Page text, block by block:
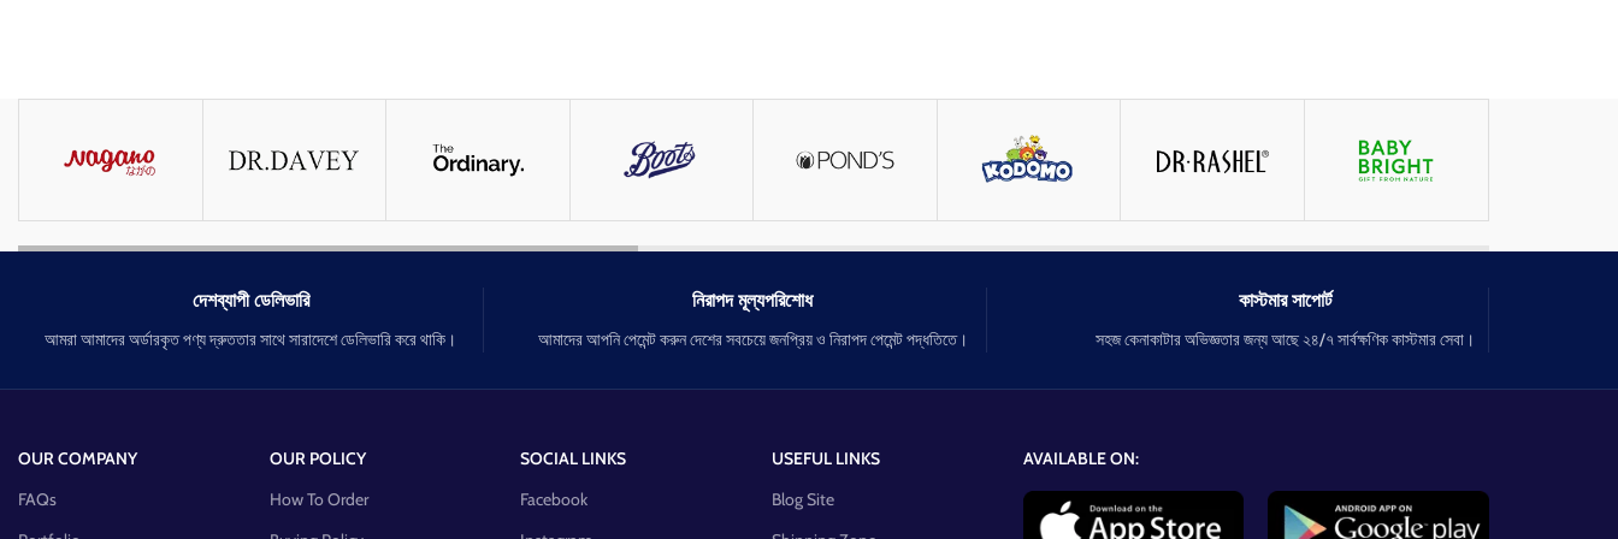
দেশব্যাপী ডেলিভারি
আমরা আমাদের অর্ডারকৃত পণ্য দ্রুততার সাথে সারাদেশে ডেলিভারি করে থাকি।
নিরাপদ মূল্যপরিশোধ
আমাদের আপনি পেমেন্ট করুন দেশের সবচেয়ে জনপ্রিয় ও নিরাপদ পেমেন্ট পদ্ধতিতে।
কাস্টমার সাপোর্ট
সহজ কেনাকাটার অভিজ্ঞতার জন্য আছে ২৪/৭ সার্বক্ষণিক কাস্টমার সেবা।
OUR COMPANY
FAQs
OUR POLICY
How To Order
SOCIAL LINKS
Facebook
USEFUL LINKS
Blog Site
AVAILABLE ON: